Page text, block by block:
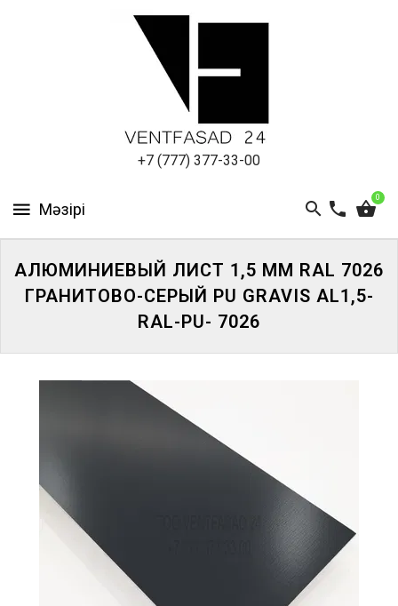
+7 (777) 377-33-00
0
ПАНЕЛИ
АЛЮМИНИЕВЫЙ ЛИСТ 1,5 ММ RAL 7026
ГРАНИТОВО-СЕРЫЙ PU GRAVIS AL1,5-
RAL-PU- 7026